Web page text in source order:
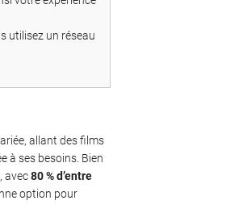
utilisez un réseau
allant des films
à ses besoins. Bien
avec80 % d’entre
option pour